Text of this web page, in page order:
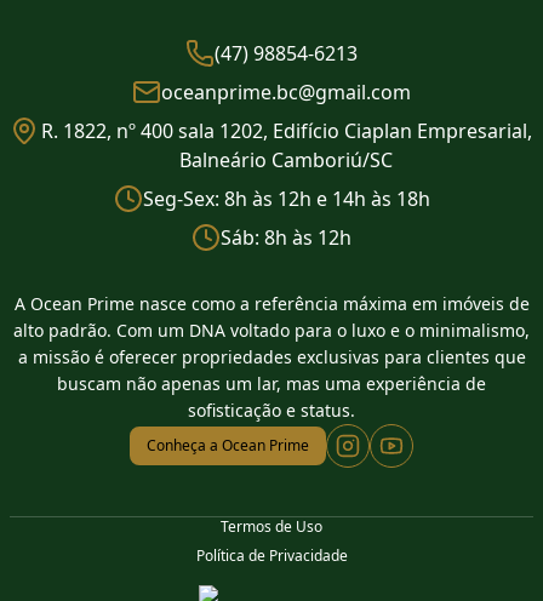
(47) 98854-6213
oceanprime.bc@gmail.com
R. 1822, nº 400 sala 1202, Edifício Ciaplan Empresarial,
Balneário Camboriú/SC
Seg-Sex: 8h às 12h e 14h às 18h
Sáb: 8h às 12h
A Ocean Prime nasce como a referência máxima em imóveis de
alto padrão. Com um DNA voltado para o luxo e o minimalismo,
a missão é oferecer propriedades exclusivas para clientes que
buscam não apenas um lar, mas uma experiência de
sofisticação e status.
Conheça a Ocean Prime
Termos de Uso
Política de Privacidade